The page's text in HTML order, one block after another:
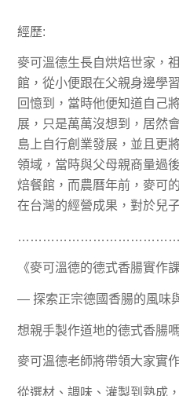
經歷:
麥可溫德生長自烘焙世家，
館，從小便跟在父親身邊學
回憶到，當時他便知道自己
展，只是萬萬沒想到，居然
島上自行創業發展，並且更
領域，當時與父母親商量過
焙餐館，而農曆年前，麥可
在台灣的經營成果，對於兒
《麥可溫德的德式香腸實作課
— 探索正宗德國香腸的風味
想親手製作道地的德式香腸
麥可溫德老師將帶領大家實
從選材、調味、灌製到熟成，